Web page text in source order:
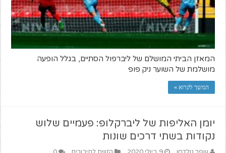
המאזן הביתי המושלם של ליברפול הסתיים, בגלל הופעה
מושלמת של השוער ניק פופ
המשך לקרוא »
יומן האליפות של ליברקלופ: פעמיים שלוש
נקודות בשתי דרכים שונות